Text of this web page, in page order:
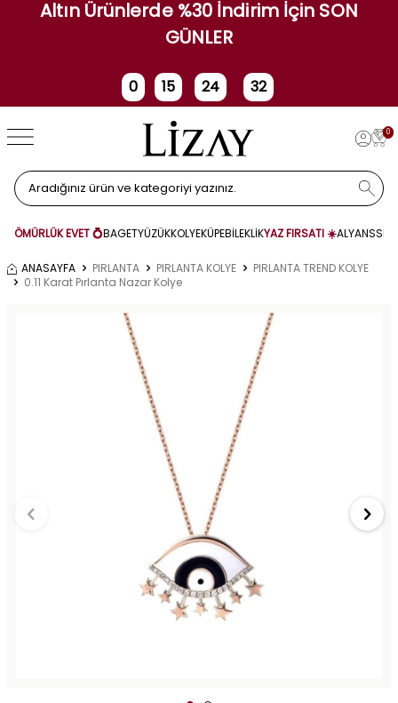
Altın Ürünlerde %30 İndirim İçin SON
GÜNLER
0
Gün
15
Saat
24 32
0
ÖMÜRLÜK EVET 💍BAGETYÜZÜKKOLYEKÜPEBİLEKLİKYAZ FIRSATI ☀️ALYANS
ANASAYFA PIRLANTA PIRLANTA KOLYE
PIRLANTA TREND KOLYE
0.11 Karat Pırlanta Nazar Kolye